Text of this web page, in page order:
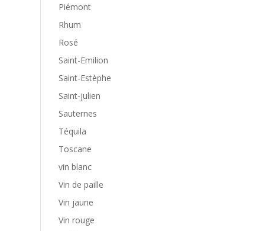
Piémont
Rhum
Rosé
Saint-Emilion
Saint-Estèphe
Saint-julien
Sauternes
Téquila
Toscane
vin blanc
Vin de paille
Vin jaune
Vin rouge